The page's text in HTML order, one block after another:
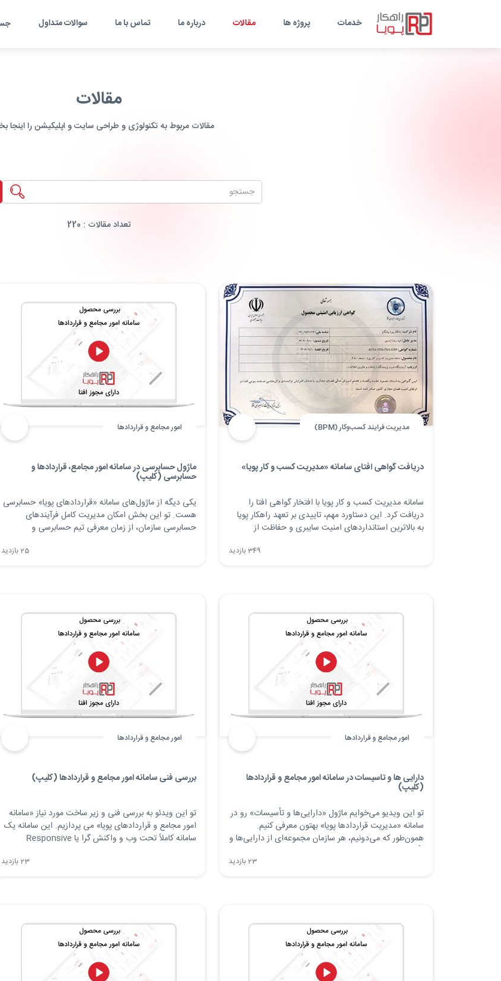
خدمات پروژه ها مقالات درباره ما تماس با ما سوالات متداول
مقالات
مقالات مربوط به تکنولوژی و طراحی سایت و اپلیکیشن را اینجا
تعداد مقالات : 220
مدیریت فرایند کسب‌وکار (BPM)
دریافت گواهی افتای سامانه «مدیریت کسب و کار پویا»
سامانه مدیریت کسب و کار پویا با افتخار گواهی افتا را
دریافت کرد. این دستاورد مهم، تاییدی بر تعهد راهکار پویا
به بالاترین استانداردهای امنیت سایبری و حفاظت از
سازمان‌ها در تحول دیجیتال فراهم می‌آورد. با این گواهی،
349 بازدید
امور مجامع و قراردادها
ماژول حسابرسی در سامانه امور مجامع، قراردادها و
حسابرسی (کلیپ)
یکی دیگه از ماژول‌های سامانه «قراردادهای پویا» حسابرسی
هست. تو این بخش امکان مدیریت کامل فرآیندهای
حسابرسی سازمان، از زمان معرفی تیم حسابرسی و
استقرارشون تا صدور گزارش نهایی فراهم شده و این ماژول
به سازمان کمک می‌کنه تا تمامی مراحل حسابرسی رو25 بازدید
امور مجامع و قراردادها
دارایی ها و تاسیسات در سامانه امور مجامع و قراردادها
(کلیپ)
تو این ویدیو می‌خوایم ماژول «دارایی‌ها و تأسیسات» رو در
سامانه «مدیریت قراردادها پویا» بهتون معرفی کنیم.
همون‌طور که می‌دونیم، هر سازمان مجموعه‌ای از دارایی‌ها و
تأسیسات در اختیار داره که ممکنه برای هر کدومشون،
قراردادهای مختلفی در بازه‌های زمانی متفاوت، جهت23 بازدید
امور مجامع و قراردادها
بررسی فنی سامانه امور مجامع و قراردادها (کلیپ)
تو این ویدئو به بررسی فنی و زیر ساخت مورد نیاز «سامانه
امور مجامع و قراردادهای پویا» می پردازیم. این سامانه یک
سامانه کاملاً تحت وب و واکنش گرا یا Responsive
23 بازدید